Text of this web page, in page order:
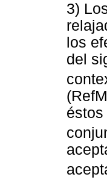
3)
los
del